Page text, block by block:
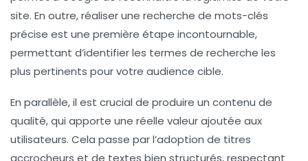
site. En outre, réaliser une recherche de mots-clés
précise est une première étape incontournable,
permettant d’identifier les termes de recherche les
plus pertinents pour votre audience cible.
En parallèle, il est crucial de produire un contenu de
qualité, qui apporte une réelle valeur ajoutée aux
utilisateurs. Cela passe par l’adoption de titres
accrocheurs et de textes bien structurés, respectant